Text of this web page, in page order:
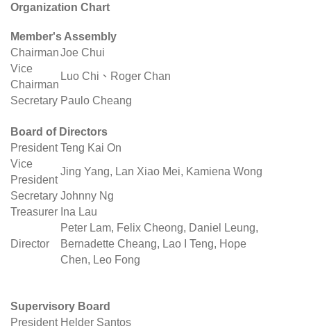
Organization Chart
Member's Assembly
ChairmanJoe Chui
Vice
Chairman
Luo Chi、 Roger Chan
Secretary Paulo Cheang
Board of Directors
President Teng Kai On
Vice
President
Jing Yang, Lan Xiao Mei, Kamiena Wong
Secretary Johnny Ng
Treasurer Ina Lau
Director
Peter Lam, Felix Cheong, Daniel Leung,
Bernadette Cheang, Lao I Teng, Hope
Chen, Leo Fong
Supervisory Board
President Helder Santos